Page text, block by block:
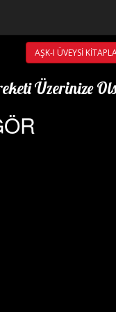
AŞK-I ÜVEYSİ
Üzerinize